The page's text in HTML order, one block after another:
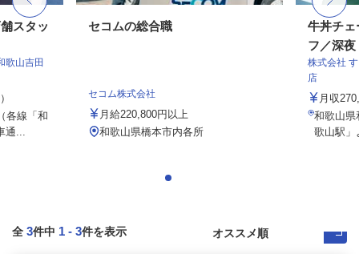
スタッ
歌山吉田
各線「和
...
セコムの総合職
セコム株式会社
月給220,800円以上
和歌山県橋本市内各所
牛丼チェ
フ／深夜
株式会社
店
月収
和歌山県
歌山駅
全 3件中 1 - 3件を表示